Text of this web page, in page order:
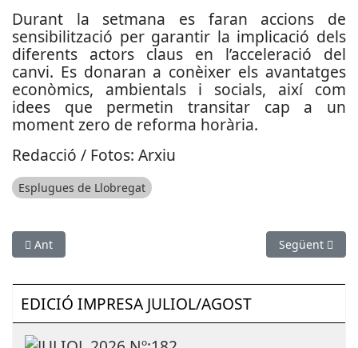
Durant la setmana es faran accions de
sensibilització per garantir la implicació dels
diferents actors claus en l’acceleració del
canvi. Es donaran a conèixer els avantatges
econòmics, ambientals i socials, així com
idees que permetin transitar cap a un
moment zero de reforma horària.
Redacció / Fotos: Arxiu
Esplugues de Llobregat
Article anterior: Torna la Mediterranean Diving 2018 a Fira de
Ant Article
Següent
EDICIÓ IMPRESA JULIOL/AGOST